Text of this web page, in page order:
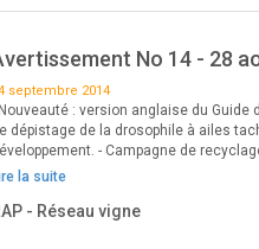
serre
No 14 - 28
septembre 2014
: version anglaise du
dépistage de la drosophile à ailes
- Campagne de
la suite
- Réseau vigne